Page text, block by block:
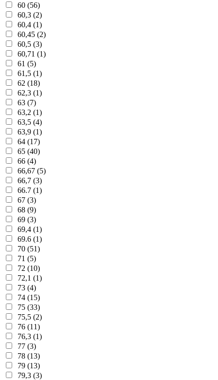
60 (56)
60,3 (2)
60,4 (1)
60,45 (2)
60,5 (3)
60,71 (1)
61 (5)
61,5 (1)
62 (18)
62,3 (1)
63 (7)
63,2 (1)
63,5 (4)
63,9 (1)
64 (17)
65 (40)
66 (4)
66,67 (5)
66,7 (3)
66.7 (1)
67 (3)
68 (9)
69 (3)
69,4 (1)
69.6 (1)
70 (51)
71 (5)
72 (10)
72,1 (1)
73 (4)
74 (15)
75 (33)
75,5 (2)
76 (11)
76,3 (1)
77 (3)
78 (13)
79 (13)
79,3 (3)